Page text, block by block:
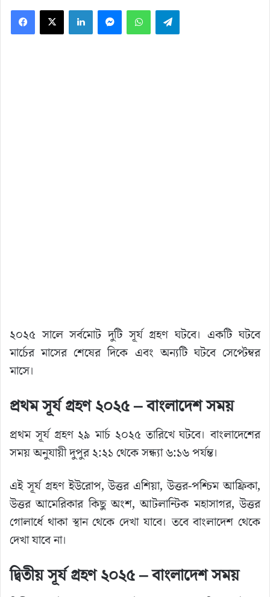
Facebook
X LinkedInMessengerWhatsAppTelegram
২০২৫ সালে সর্বমোট দুটি সূর্য গ্রহণ ঘটবে। একটি ঘটবে
মার্চের মাসের শেষের দিকে এবং অন্যটি ঘটবে সেপ্টেম্বর
মাসে।
প্রথম সূর্য গ্রহণ ২০২৫ – বাংলাদেশ সময়
প্রথম সূর্য গ্রহণ ২৯ মার্চ ২০২৫ তারিখে ঘটবে। বাংলাদেশের
সময় অনুযায়ী দুপুর ২:২১ থেকে সন্ধ্যা ৬:১৬ পর্যন্ত।
এই সূর্য গ্রহণ ইউরোপ, উত্তর এশিয়া, উত্তর-পশ্চিম আফ্রিকা,
উত্তর আমেরিকার কিছু অংশ, আটলান্টিক মহাসাগর, উত্তর
গোলার্ধে থাকা স্থান থেকে দেখা যাবে। তবে বাংলাদেশ থেকে
দেখা যাবে না।
দ্বিতীয় সূর্য গ্রহণ ২০২৫ – বাংলাদেশ সময়